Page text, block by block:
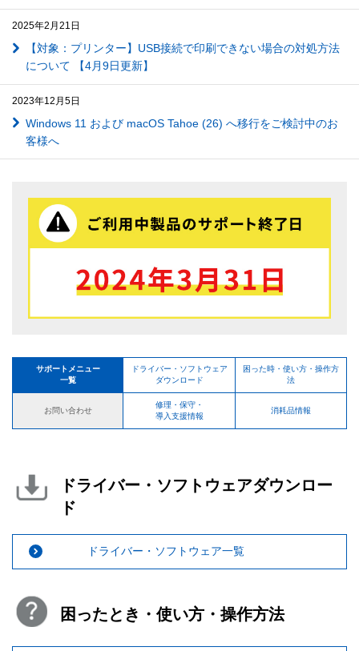
2025年2月21日
【対象：プリンター】USB接続で印刷できない場合の対処方法
について 【4月9日更新】
2023年12月5日
Windows 11 および macOS Tahoe (26) へ移行をご検討中のお
客様へ
サポートメニュー
一覧
ドライバー・ソフトウェア
ダウンロード
困った時・使い方・操作方
法
お問い合わせ
修理・保守・
導入支援情報
消耗品情報
ドライバー・ソフトウェアダウンロー
ド
ドライバー・ソフトウェア一覧
困ったとき・使い方・操作方法